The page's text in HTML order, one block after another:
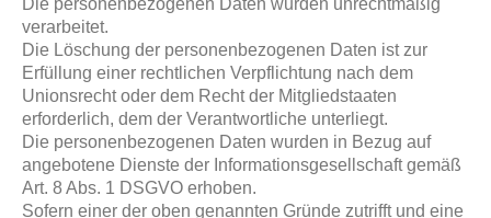
Die personenbezogenen Daten wurden unrechtmäßig
verarbeitet.
Die Löschung der personenbezogenen Daten ist zur
Erfüllung einer rechtlichen Verpflichtung nach dem
Unionsrecht oder dem Recht der Mitgliedstaaten
erforderlich, dem der Verantwortliche unterliegt.
Die personenbezogenen Daten wurden in Bezug auf
angebotene Dienste der Informationsgesellschaft gemäß
Art. 8 Abs. 1 DSGVO erhoben.
Sofern einer der oben genannten Gründe zutrifft und eine